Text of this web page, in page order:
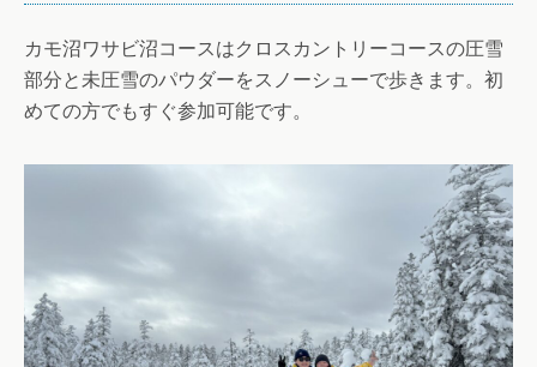
カモ沼ワサビ沼コースはクロスカントリーコースの圧雪
部分と未圧雪のパウダーをスノーシューで歩きます。初
めての方でもすぐ参加可能です。